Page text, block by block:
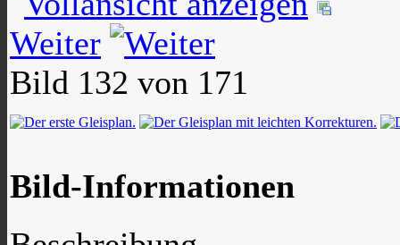
Weiter
Bild 132 von 171
Bild-Informationen